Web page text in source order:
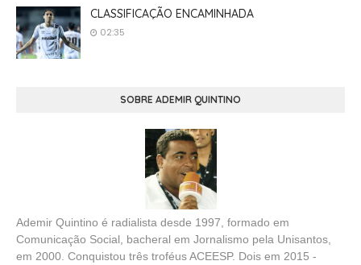
CLASSIFICAÇÃO ENCAMINHADA
02:35
SOBRE ADEMIR QUINTINO
Ademir Quintino é radialista desde 1997, formado em
Comunicação Social, bacheral em Jornalismo pela Unisantos,
em 2000. Conquistou três troféus ACEESP. Dois em 2015 -